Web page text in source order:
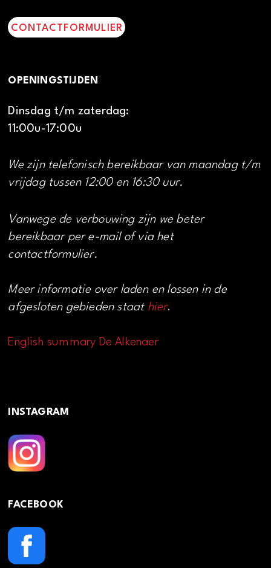
CONTACTFORMULIER
OPENINGSTIJDEN
Dinsdag t/m zaterdag:
11:00u-17:00u
We zijn telefonisch bereikbaar van maandag t/m
vrijdag tussen 12:00 en 16:30 uur.
Vanwege de verbouwing zijn we beter
bereikbaar per e-mail of via het
contactformulier.
Meer informatie over laden en lossen in de
afgesloten gebieden staat hier.
English summary De Alkenaer
INSTAGRAM
FACEBOOK